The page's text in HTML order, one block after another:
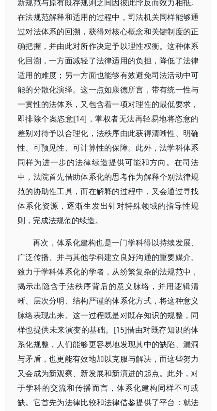
新规范与原有既存规则之间因彼此悖反而效力相抵。
在法规范解释和适用的过程中，司法机关同样能够通
过对法体系的回溯，获得对核心概念和关键制度的正
确把握，并由此对所作决定予以理性权衡。这种体系
化回溯，一方面减轻了法律适用的负担，降低了法律
适用的难度；另一方面也能够有效避免司法活动中可
能的分散化演绎。这一点如康德所言，带有统一性与
一贯性的法体系，又包含着一项对理性的最低要求，
即排除个案恣意[14]，掌权者无法再轻易地将恣意的
差别对待予以合理化，法秩序由此获得清晰性、明确
性、可预见性、可计算性的保障。此外，法学科体系
同样为进一步的法律续造提供可能和方向。在司法
中，法院首先借助体系化的思考作为解释个别法律规
范的协助性工具，而在解释的过程中，又会通过寻找
体系化资源，逐渐生发出针对特殊领域的指导性规
则，完成法规范的续造。
再次，体系化建构也是一门学科得以持续发展、
广泛传播、并与其他学科建立良好沟通的重要媒介。
致力于学科体系化的学者，从纷繁复杂的法规范中，
揭示出隐含于法秩序背后的意义脉络，并用逻辑清
晰、层次分明、结构严谨的体系化方式，将这种意义
脉络表现出来。这一过程既是对既存知识的规整，同
样也提供未来演变的基础。[15]借由对既存知识的体
系化规整，人们能够更容易地发现其中的缺陷、漏洞
与矛盾，也更能有效地加以克服与解决，而这些努力
又会成为新观察、新发展和新演进的起点。此外，对
于学科的交流和传播而言，体系化建构同样不可或
缺。它首先为法律比较和法律借鉴提供了平台：就法